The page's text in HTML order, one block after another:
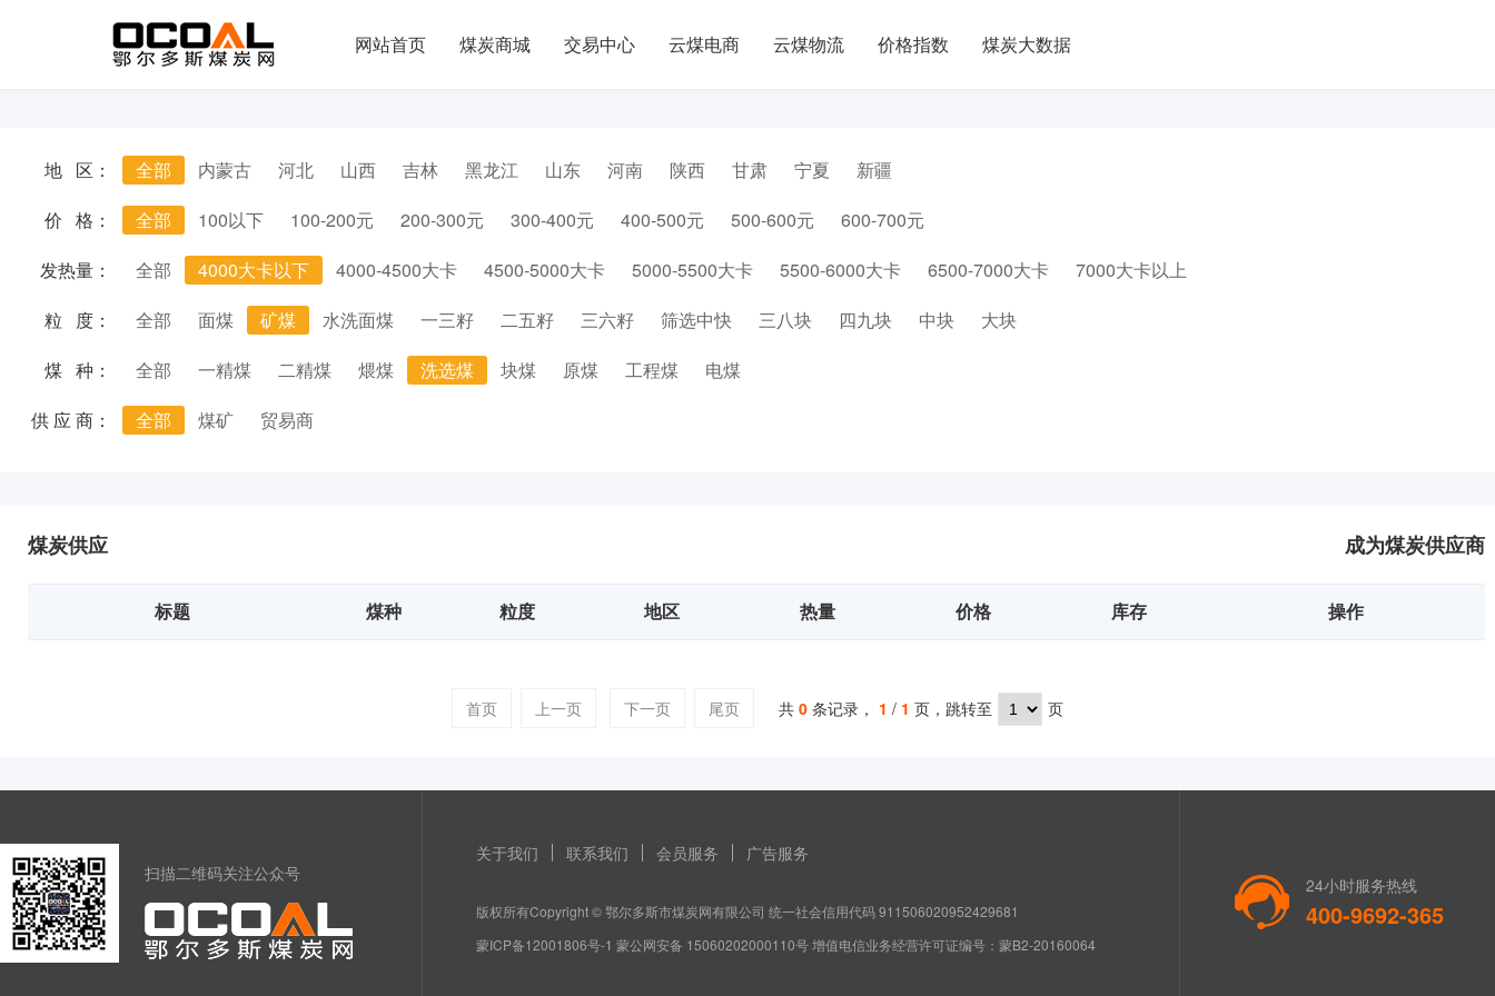
网站首页 煤炭商城 交易中心 云煤电商 云煤物流 价格指数 煤炭大数据
地 区： 全部 内蒙古 河北 山西 吉林 黑龙江 山东 河南 陕西 甘肃 宁夏
新疆
价 格：
全部 100以下 100-200元 200-300元 300-400元 400-500元 500-600元
600-700元
发热量：
全部 4000大卡以下 4000-4500大卡 4500-5000大卡 5000-5500大卡 5500-6000大卡 6500-7000大卡
7000大卡以上
粒 度：
全部 面煤 矿煤 水洗面煤 一三籽 二五籽 三六籽 筛选中快 三八块 四九块 中块
大块
煤 种：
全部 一精煤 二精煤 煨煤 洗选煤 块煤 原煤 工程煤
电煤
供 应 商：
全部 煤矿 贸易商
成为煤炭供应商
煤炭供应
标题 煤种 粒度 地区 热量 价格 库存 操作
首页 上一页 下一页 尾页 共 0 条记录， 1 / 1 页，跳转至 页
扫描二维码关注公众号
关于我们 联系我们 会员服务 广告服务
版权所有Copyright © 鄂尔多斯市煤炭网有限公司 统一社会信用代码 911506020952429681
蒙ICP备12001806号-1 蒙公网安备 15060202000110号 增值电信业务经营许可证编号：蒙B2-20160064
24小时服务热线
400-9692-365